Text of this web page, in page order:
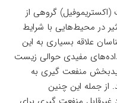
گروهی از
در محیط‌هایی با شرایط
علاقه بسیاری به این
مفیدی حوالی زیست
منفعت گیری به
از جمله این چنین